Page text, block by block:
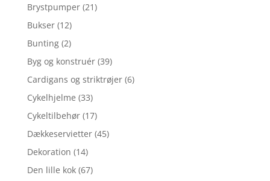
Brystpumper (21)
Bukser (12)
Bunting (2)
Byg og konstruér (39)
Cardigans og striktrøjer (6)
Cykelhjelme (33)
Cykeltilbehør (17)
Dækkeservietter (45)
Dekoration (14)
Den lille kok (67)